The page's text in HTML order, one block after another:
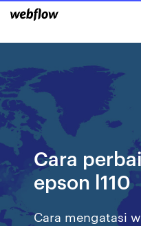
Cara
epson l110
Cara mengatasi